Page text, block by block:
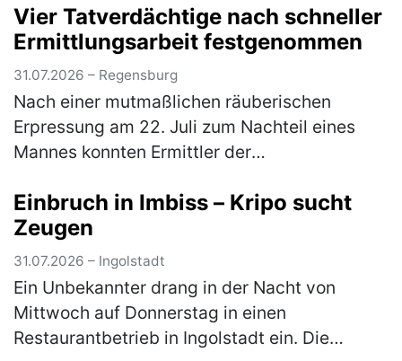
einem Pkw. Aufgrund des ferienbedingten, …
(mehr)
Vier Tatverdächtige nach schneller
Ermittlungsarbeit festgenommen
31.07.2026 – Regensburg
Nach einer mutmaßlichen räuberischen
Erpressung am 22. Juli zum Nachteil eines
Mannes konnten Ermittler der
innerhalb weniger Tage vier Tatverdächtige
identifizier…
Einbruch in Imbiss – Kripo sucht
Zeugen
31.07.2026 – Ingolstadt
Ein Unbekannter drang in der Nacht von
Mittwoch auf Donnerstag in einen
Restaurantbetrieb in Ingolstadt ein. Die